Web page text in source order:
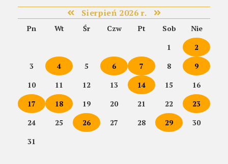
Sierpień 2026 r.
Pn Wt Śr Czw Pt Sob
Nie
1
2
3
4 5 6 7 8
9
10
11 12 13 14 15
16
17
18 19 20 21 22
23
24
25 26 27 28 29
30
31